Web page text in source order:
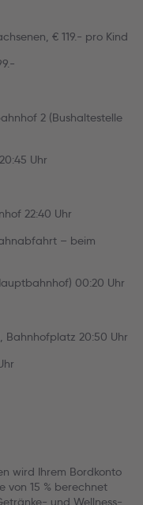
€ 119.- pro Kind
2 (Bushaltestelle
Uhr
22:40 Uhr
– beim
00:20 Uhr
Bahnhofplatz 20:50 Uhr
wird Ihrem Bordkonto
von 15 % berechnet
und Wellness-